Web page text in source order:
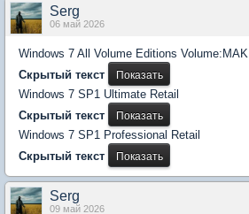
Serg
06 май 2026
Windows 7 All Volume Editions Volume:MAK
Скрытый текст
Windows 7 SP1 Ultimate Retail
Скрытый текст
Windows 7 SP1 Professional Retail
Скрытый текст
Serg
09 май 2026